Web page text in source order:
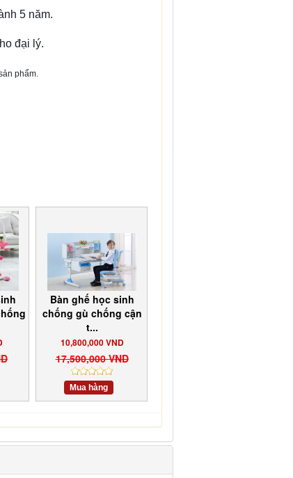
5 năm.
đại lý.
phẩm.
Bàn ghế học sinh
chống gù chống cận
t...
10,800,000 VND
17,500,000 VND
Mua hàng